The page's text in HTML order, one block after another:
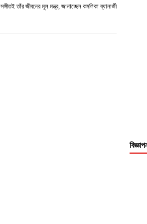
সঙ্গীতই তাঁর জীবনের মূল মন্ত্র, জানাচ্ছেন কমলিকা ব্যানার্জী